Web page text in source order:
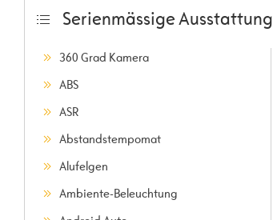
Serienmässige Ausstattung
360 Grad Kamera
ABS
ASR
Abstandstempomat
Alufelgen
Ambiente-Beleuchtung